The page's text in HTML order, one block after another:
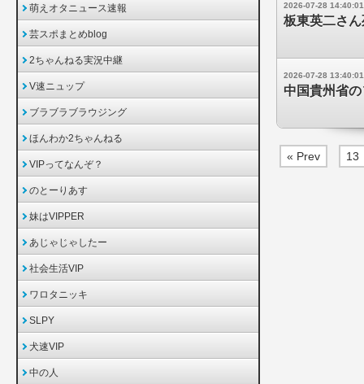
2026-07-28 14:40:01
板東英二さ
2026-07-28 13:40:01
中国貴州省
« Prev 13
萌えオタニュース速報
芸スポまとめblog
2ちゃんねる実況中継
V速ニュップ
ブラブラブラウジング
ほんわか2ちゃんねる
VIPってなんぞ？
のとーりあす
妹はVIPPER
あじゃじゃしたー
社会生活VIP
ワロタニッキ
SLPY
犬速VIP
中の人